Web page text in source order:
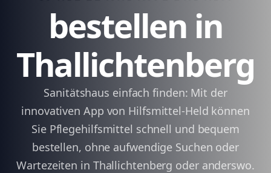
bestellen in
Thallichtenberg
Sanitätshaus einfach finden: Mit der
innovativen App von Hilfsmittel-Held können
Sie Pflegehilfsmittel schnell und bequem
bestellen, ohne aufwendige Suchen oder
Wartezeiten in Thallichtenberg oder anderswo.